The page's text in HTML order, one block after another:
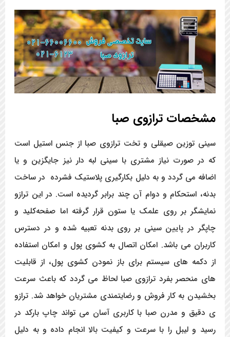
مشخصات ترازوی صبا
سینی توزین صیقلی و تخت ترازوی صبا از جنس استیل است
که در صورت نیاز مشتری با سینی لبه دار نیز جایگزین و یا
اضافه می گردد و به دلیل بکارگیری پلاستیک فشرده در ساخت
بدنه، استحکام و دوام آن چند برابر گردیده است. در این ترازو
نمایشگر بر روی علمک یا ستون قرار گرفته اما صفحه‌کلید و
چاپگر در پایین سینی بر روی بدنه تعبیه شده و در دسترس
کاربران می باشد. امکان اتصال به کشوی پول و امکان استفاده
از دکمه های سیستم برای باز نمودن کشوی پول، از قابلیت
های منحصر بفرد ترازوی صبا لحاظ می گردد که باعث سرعت
بخشیدن به کار فروش و رضایتمندی مشتریان خواهد شد. ترازو
ی دقیق و مدرن صبا با کاربری آسان می تواند چاپ بارکد در
رسید و لیبل را با سرعت و کیفیت بالا انجام داده و به دلیل